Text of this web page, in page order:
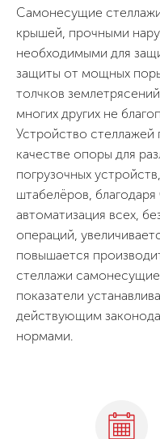
Самонесущие
крышей, прочными
необходимыми для
защиты от мощных
толчков
многих других не
Устройство стеллажей
качестве опоры для
погрузочных
штабелёров,
автоматизация всех,
операций,
повышается
стеллажи
показатели
действующим
нормами.